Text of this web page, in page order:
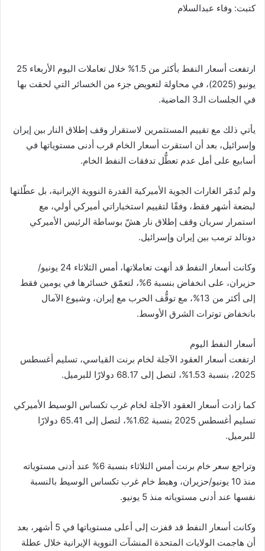
o
k
p
e
كتبت: وفاء عبدالسلام
ارتفعت أسعار النفط بأكثر من 1.5% خلال تعاملات اليوم الأربعاء 25
يونيو (2025)، في محاولة لتعويض جزء من الخسائر التي لحقت بها
في الجلسات الـ3 الماضية.
يأتي ذلك مع تقييم المستثمرين لاستقرار وقف إطلاق النار بين إيران
وإسرائيل، بعد أن استقرت أسعار الخام قرب أدنى مستوياتها في
أسابيع على أمل عدم تعطُّل تدفقات النفط الخام.
ولم تُدمّر الغارات الجوية الأميركية القدرة النووية الإيرانية، بل عطّلتها
لبضعة أشهر فقط، وفقًا لتقييم استخباراتي أميركي أولي، مع
استمرار سريان وقف إطلاق نار هشّ بوساطة الرئيس الأميركي
دونالد ترمب بين إيران وإسرائيل.
وكانت أسعار النفط قد أنهت تعاملاتها، أمس الثلاثاء 24 يونيو/
حزيران، على انخفاض بنسبة 6%، لتعمّق خسائرها في يومين فقط
إلى أكثر من 13%، مع توقُّف الحرب مع إيران، وشيوع الآمال
بانخفاض توترات الشرق الأوسط.
أسعار النفط اليوم
ارتفعت أسعار العقود الآجلة لخام برنت القياسي، تسليم أغسطس
2025، بنسبة 1.53%، لتصل إلى 68.17 دولارًا للبرميل.
كما زادت أسعار العقود الآجلة لخام غرب تكساس الوسيط الأميركي
تسليم أغسطس 2025 بنسبة 1.62%، لتصل إلى 65.41 دولارًا
للبرميل.
وتراجع سعر خام برنت أمس الثلاثاء بنسبة 6% عند أدنى مستوياته
منذ 10 يونيو/حزيران، وهبط خام غرب تكساس الوسيط بالنسبة
نفسها عند أدنى مستوياته منذ 5 يونيو.
وكانت أسعار النفط قد قفزت إلى أعلى مستوياتها في 5 أشهر، بعد
أن هاجمت الولايات المتحدة المنشآت النووية الإيرانية خلال عطلة